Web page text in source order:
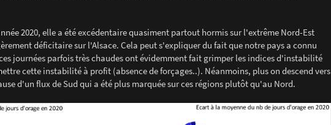
2020, elle a été excédentaire quasiment partout hormis sur l'extrême Nord-Est
déficitaire sur l'Alsace. Cela peut s'expliquer du fait que notre pays a connu
journées parfois très chaudes ont évidemment fait grimper les indices d'instabilité
cette instabilité à profit (absence de forçages..). Néanmoins, plus on descend vers
d'un flux de Sud qui a été plus marquée sur ces régions plutôt qu'au Nord.